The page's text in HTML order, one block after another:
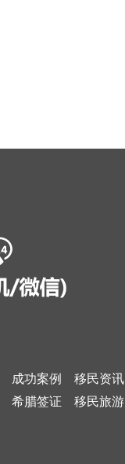
成功案例 移民资讯
希腊签证 移民旅游